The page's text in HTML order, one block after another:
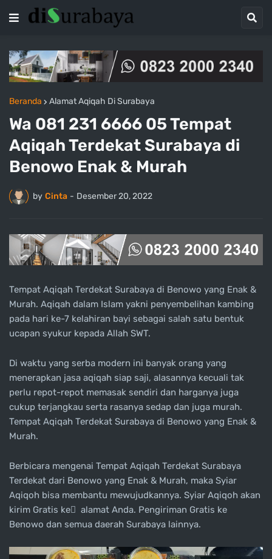
Beranda Alamat Aqiqah Di Surabaya
Wa 081 231 6666 05 Tempat
Aqiqah Terdekat Surabaya di
Benowo Enak & Murah
by Cinta - Desember 20, 2022
Tempat Aqiqah Terdekat Surabaya di Benowo yang Enak &
Murah. Aqiqah dalam Islam yakni penyembelihan kambing
pada hari ke-7 kelahiran bayi sebagai salah satu bentuk
ucapan syukur kepada Allah SWT.
Di waktu yang serba modern ini banyak orang yang
menerapkan jasa aqiqah siap saji, alasannya kecuali tak
perlu repot-repot memasak sendiri dan harganya juga
cukup terjangkau serta rasanya sedap dan juga murah.
Tempat Aqiqah Terdekat Surabaya di Benowo yang Enak &
Murah.
Berbicara mengenai Tempat Aqiqah Terdekat Surabaya
Terdekat dari Benowo yang Enak & Murah, maka Syiar
Aqiqoh bisa membantu mewujudkannya. Syiar Aqiqoh akan
kirim Gratis ke ِ alamat Anda. Pengiriman Gratis ke
Benowo dan semua daerah Surabaya lainnya.